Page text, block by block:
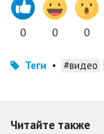
0 0 0
Теги • #видео
Читайте также